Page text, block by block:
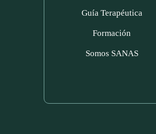
Guía Terapéutica
Formación
Somos SANAS